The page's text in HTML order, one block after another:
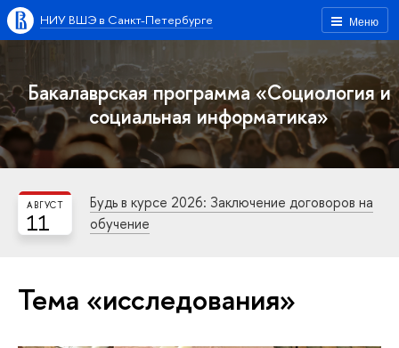
Меню
НИУ ВШЭ в Санкт-Петербурге
Бакалаврская программа «Социология и
социальная информатика»
11
АВГУСТ
Будь в курсе 2026: Заключение договоров на
обучение
Тема «исследования»